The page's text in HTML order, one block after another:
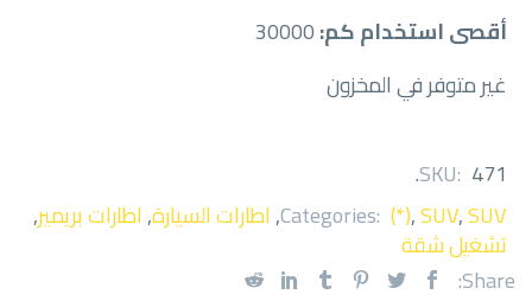
أقصى استخدام كم:
غير متوفر في المخزون
SKU: 471
.
Categories: (*),SUV,SUV
,اطارات السيارة,اطارات بريمير,
تشغيل شقة
Share: